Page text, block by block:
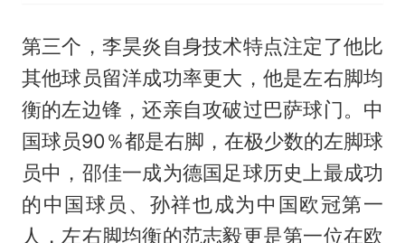
第三个，李昊炎自身技术特点注定了他比
其他球员留洋成功率更大，他是左右脚均
衡的左边锋，还亲自攻破过巴萨球门。中
国球员90％都是右脚，在极少数的左脚球
员中，邵佳一成为德国足球历史上最成功
的中国球员、孙祥也成为中国欧冠第一
人，左右脚均衡的范志毅更是第一位在欧